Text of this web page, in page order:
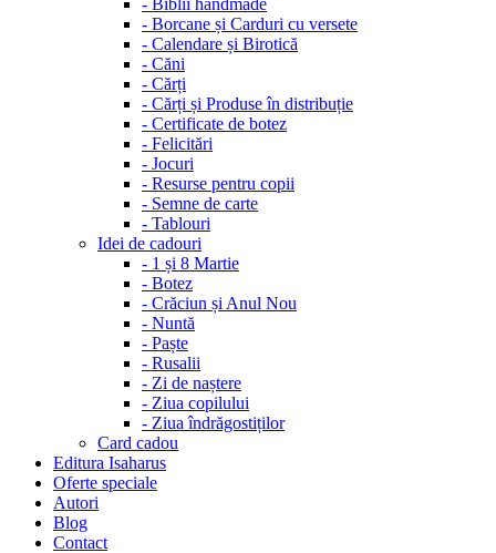
- Biblii handmade
- Borcane și Carduri cu versete
- Calendare și Birotică
- Căni
- Cărți
- Cărți și Produse în distribuție
- Certificate de botez
- Felicitări
- Jocuri
- Resurse pentru copii
- Semne de carte
- Tablouri
Idei de cadouri
- 1 și 8 Martie
- Botez
- Crăciun și Anul Nou
- Nuntă
- Paște
- Rusalii
- Zi de naștere
- Ziua copilului
- Ziua îndrăgostiților
Card cadou
Editura Isaharus
Oferte speciale
Autori
Blog
Contact